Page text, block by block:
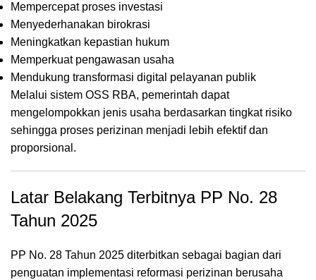
Mempercepat proses investasi
Menyederhanakan birokrasi
Meningkatkan kepastian hukum
Memperkuat pengawasan usaha
Mendukung transformasi digital pelayanan publik
Melalui sistem OSS RBA, pemerintah dapat
mengelompokkan jenis usaha berdasarkan tingkat risiko
sehingga proses perizinan menjadi lebih efektif dan
proporsional.
Latar Belakang Terbitnya PP No. 28
Tahun 2025
PP No. 28 Tahun 2025 diterbitkan sebagai bagian dari
penguatan implementasi reformasi perizinan berusaha